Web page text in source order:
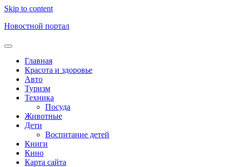
Skip to content
Новостной портал
Главная
Красота и здоровье
Авто
Туризм
Техника
Посуда
Животные
Дети
Воспитание детей
Книги
Кино
Карта сайта